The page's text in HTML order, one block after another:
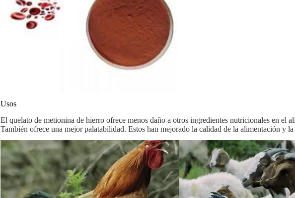
Usos
El quelato de metionina de hierro ofrece menos daño a otros ingredientes nutricionales en el
También ofrece una mejor palatabilidad. Estos han mejorado la calidad de la alimentación y